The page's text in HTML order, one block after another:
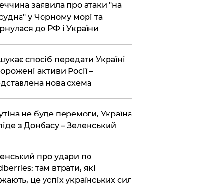
заявила про атаки "на
судна" у Чорному морі та
до РФ і України
спосіб передати Україні
активи Росії –
​​нова схема
не буде перемоги, Україна
з Донбасу – Зеленський
про удари по
там втрати, які
це успіх українських сил